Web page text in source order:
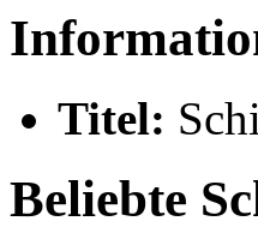
Titel:
Beliebte